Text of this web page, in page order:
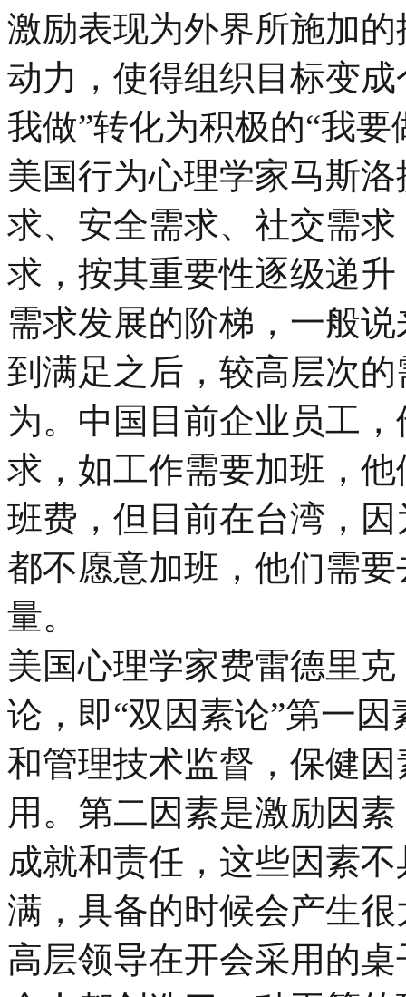
激励表现为外界所施加
动力，使得组织目标变
我做”转化为积极的“我要
美国行为心理学家马斯
求、安全需求、社交需
求，按其重要性逐级递
需求发展的阶梯，一般
到满足之后，较高层次
为。中国目前企业员工
求，如工作需要加班，
班费，但目前在台湾，
都不愿意加班，他们需
量。
美国心理学家费雷德里
论，即“双因素论”第一
和管理技术监督，保健
用。第二因素是激励因
成就和责任，这些因素
满，具备的时候会产生
高层领导在开会采用的